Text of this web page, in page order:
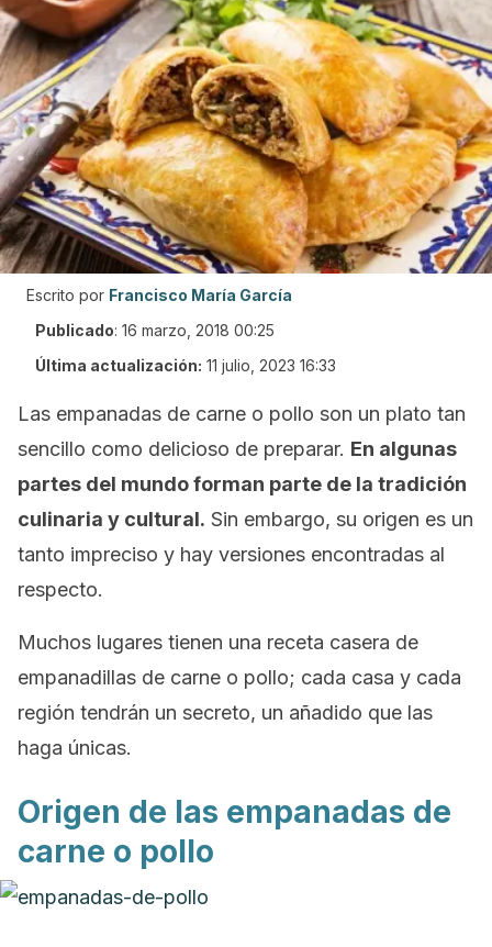
Escrito por Francisco María García
Publicado: 16 marzo, 2018 00:25
Última actualización: 11 julio, 2023 16:33
Las empanadas de carne o pollo son un plato tan
sencillo como delicioso de preparar. En algunas
partes del mundo forman parte de la tradición
culinaria y cultural. Sin embargo, su origen es un
tanto impreciso y hay versiones encontradas al
respecto.
Muchos lugares tienen una receta casera de
empanadillas de carne o pollo; cada casa y cada
región tendrán un secreto, un añadido que las
haga únicas.
Origen de las empanadas de
carne o pollo